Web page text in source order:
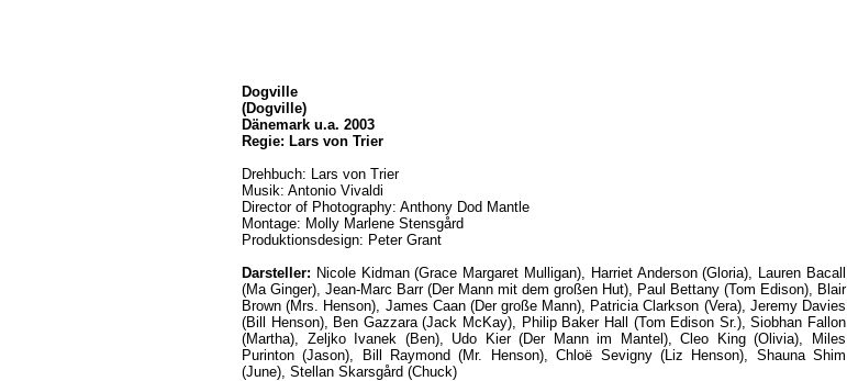
Dogville
(Dogville)
Dänemark u.a. 2003
Regie: Lars von Trier
Drehbuch: Lars von Trier
Musik: Antonio Vivaldi
Director of Photography: Anthony Dod Mantle
Montage: Molly Marlene Stensgård
Produktionsdesign: Peter Grant
Darsteller: Nicole Kidman (Grace Margaret Mulligan), Harriet Anderson (Gloria), Lauren Bacall
(Ma Ginger), Jean-Marc Barr (Der Mann mit dem großen Hut), Paul Bettany (Tom Edison), Blair
Brown (Mrs. Henson), James Caan (Der große Mann), Patricia Clarkson (Vera), Jeremy Davies
(Bill Henson), Ben Gazzara (Jack McKay), Philip Baker Hall (Tom Edison Sr.), Siobhan Fallon
(Martha), Zeljko Ivanek (Ben), Udo Kier (Der Mann im Mantel), Cleo King (Olivia), Miles
Purinton (Jason), Bill Raymond (Mr. Henson), Chloë Sevigny (Liz Henson), Shauna Shim
(June), Stellan Skarsgård (Chuck)